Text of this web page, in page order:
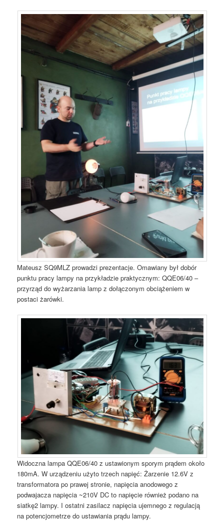
Mateusz SQ9MLZ prowadzi prezentacje. Omawiany był dobór
punktu pracy lampy na przykładzie praktycznym: QQE06/40 –
przyrząd do wyżarzania lamp z dołączonym obciążeniem w
postaci żarówki.
Widoczna lampa QQE06/40 z ustawionym sporym prądem około
180mA. W urządzeniu użyto trzech napięć: Żarzenie 12.6V z
transformatora po prawej stronie, napięcia anodowego z
podwajacza napięcia ~210V DC to napięcie również podano na
siatkę2 lampy. I ostatni zasilacz napięcia ujemnego z regulacją
na potencjometrze do ustawiania prądu lampy.